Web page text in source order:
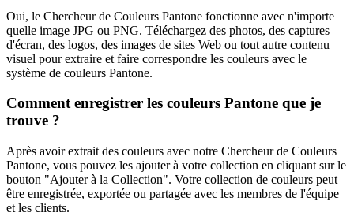
Oui, le Chercheur de Couleurs Pantone fonctionne avec n'importe
quelle image JPG ou PNG. Téléchargez des photos, des captures
d'écran, des logos, des images de sites Web ou tout autre contenu
visuel pour extraire et faire correspondre les couleurs avec le
système de couleurs Pantone.
Comment enregistrer les couleurs Pantone que je
trouve ?
Après avoir extrait des couleurs avec notre Chercheur de Couleurs
Pantone, vous pouvez les ajouter à votre collection en cliquant sur le
bouton "Ajouter à la Collection". Votre collection de couleurs peut
être enregistrée, exportée ou partagée avec les membres de l'équipe
et les clients.